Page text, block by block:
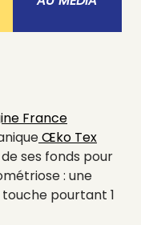
France
Œko Tex
ses fonds pour
: une
pourtant 1